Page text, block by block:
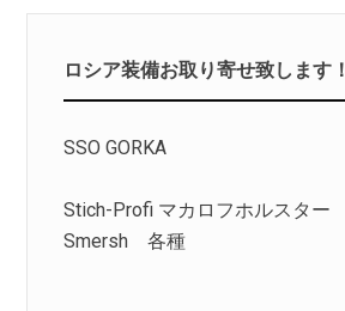
ロシア装備お取り寄せ致します！
SSO GORKA
Stich-Profi マカロフホルスター
Smersh 各種